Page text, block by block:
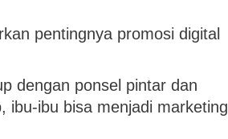
pentingnya promosi digital
dengan ponsel pintar dan
ibu-ibu bisa menjadi marketing